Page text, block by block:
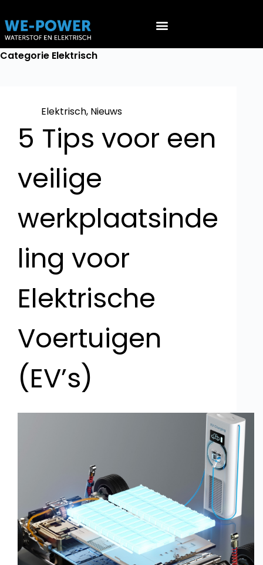
Categorie Elektrisch
Elektrisch, Nieuws
5 Tips voor een
veilige
werkplaatsinde
ling voor
Elektrische
Voertuigen
(EV’s)